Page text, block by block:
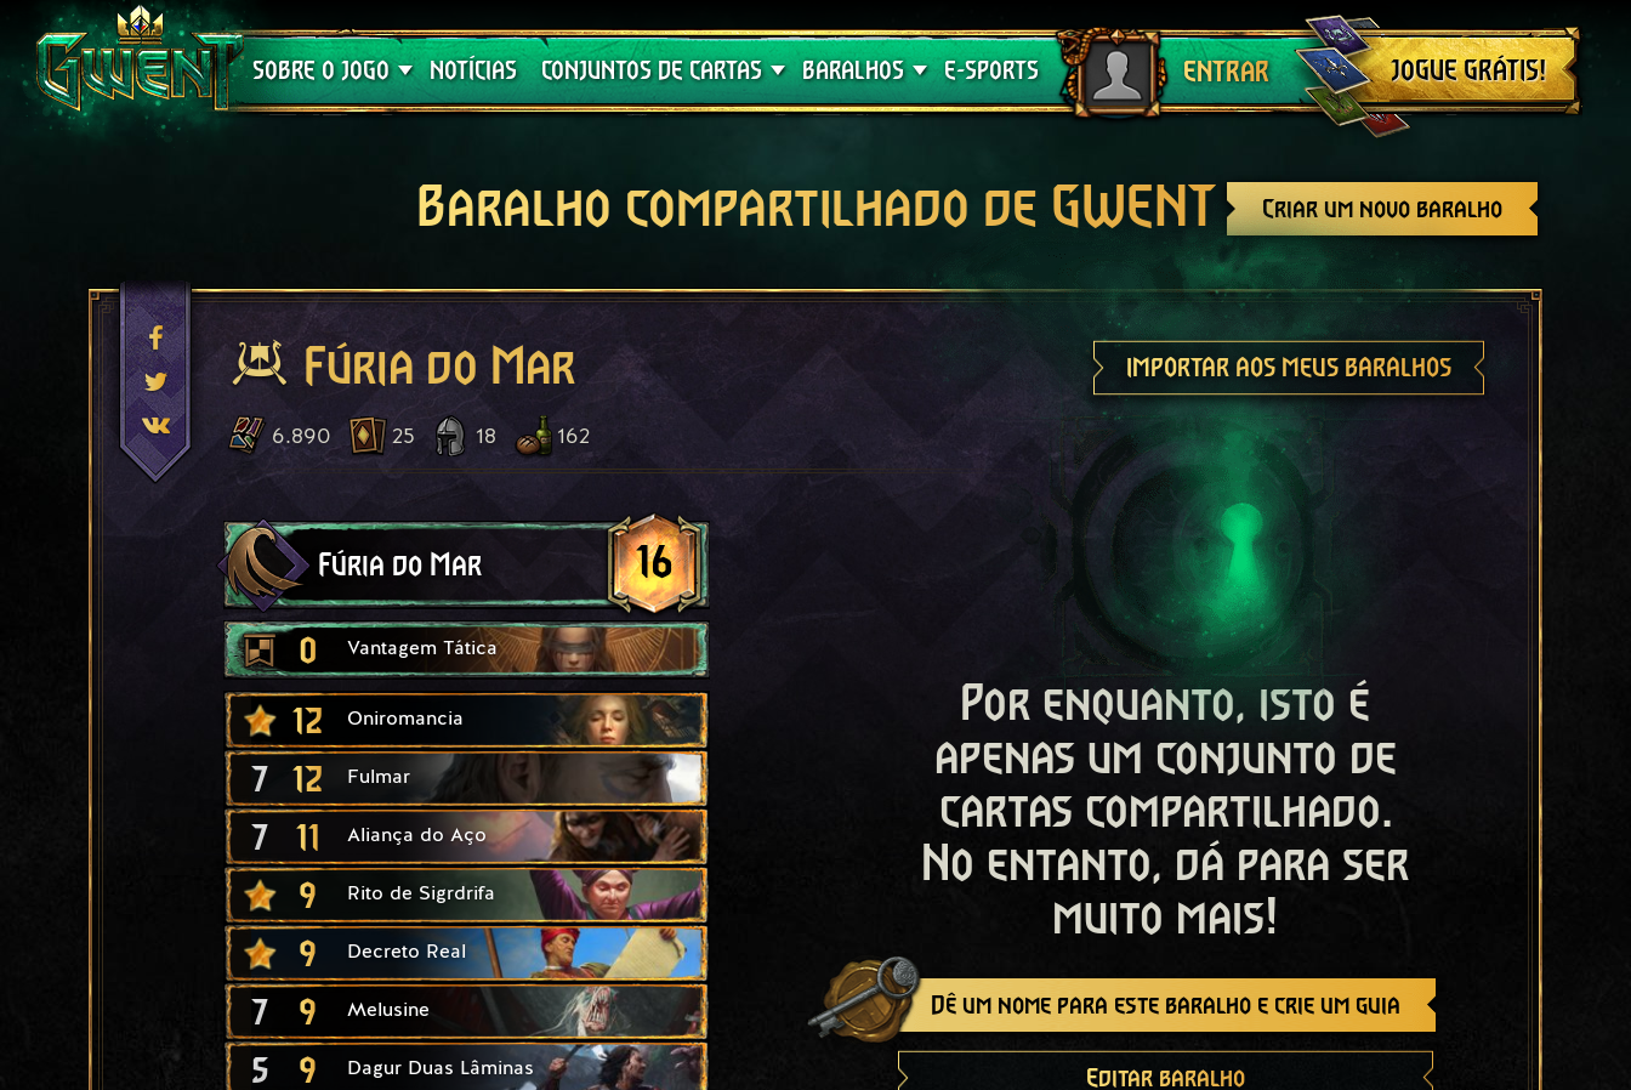
SOBRE O JOGO
Suporte
NOTÍCIAS CONJUNTOS DE CARTAS
Crimson Curse
BARALHOS
Guia de Baralhos
E-SPORTS ENTRAR
Sair
JOGUE GRÁTIS!
Criar um novo baralho
Baralho compartilhado de GWENT
Fúria do Mar IMPORTAR AOS MEUS BARALHOS
6.890 25 18 162
Fúria do Mar 16
0 Vantagem Tática
12 Oniromancia
7 12 Fulmar
7 11 Aliança do Aço
9 Rito de Sigrdrifa
9 Decreto Real
7 9 Melusine
5 9 Dagur Duas Lâminas
Por enquanto, isto é
apenas um conjunto de
cartas compartilhado.
No entanto, dá para ser
muito mais!
Dê um nome para este baralho e crie um guia
Editar baralho